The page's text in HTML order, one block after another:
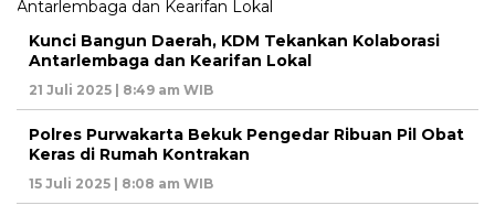
Kunci Bangun Daerah, KDM Tekankan Kolaborasi
Antarlembaga dan Kearifan Lokal
21 Juli 2025 | 8:49 am WIB
Polres Purwakarta Bekuk Pengedar Ribuan Pil Obat
Keras di Rumah Kontrakan
15 Juli 2025 | 8:08 am WIB